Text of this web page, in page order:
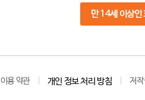
만 14세 이상인
이용 약관 개인 정보 처리 방침 저